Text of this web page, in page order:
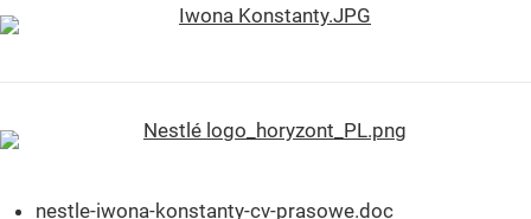
nestle-iwona-konstanty-cv-prasowe.doc